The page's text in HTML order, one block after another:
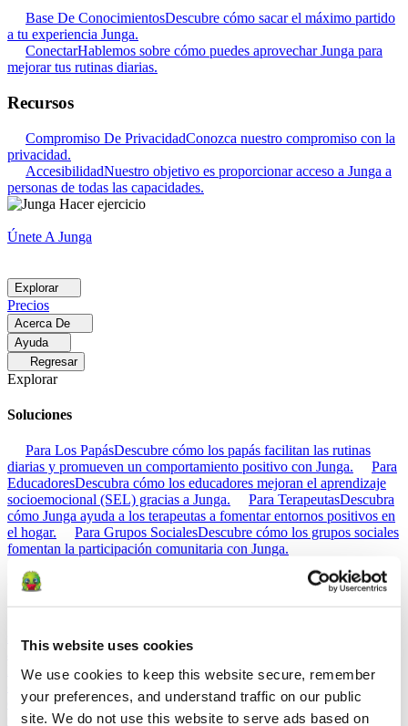
This website uses cookies
We use cookies to keep this website secure, remember
your preferences, and understand traffic on our public
site. We do not use this website to serve ads based on
Base De ConocimientosDescubre cómo sacar el máximo partido
a tu experiencia Junga.
ConectarHablemos sobre cómo puedes aprovechar Junga para
mejorar tus rutinas diarias.
Recursos
Compromiso De PrivacidadConozca nuestro compromiso con la
privacidad.
AccesibilidadNuestro objetivo es proporcionar acceso a Junga a
personas de todas las capacidades.
Únete A Junga
Explorar
Precios
Acerca De
Ayuda
Regresar
Explorar
Soluciones
Para Los PapásDescubre cómo los papás facilitan las rutinas
diarias y promueven un comportamiento positivo con Junga.
Para
EducadoresDescubra cómo los educadores mejoran el aprendizaje
socioemocional (SEL) gracias a Junga.
Para TerapeutasDescubra
cómo Junga ayuda a los terapeutas a fomentar entornos positivos en
el hogar.
Para Grupos SocialesDescubre cómo los grupos sociales
fomentan la participación comunitaria con Junga.
Comparar
supervisada con herramientas educativas para enseñar a los niños a
administrar su presupuesto, ahorrar e invertir.
EarlyAcorns Early ayuda a los padres a enseñar a sus hijos sobre
educación financiera mediante una tarjeta de débito segura, tareas
domésticas y carteras de inversión.
Junga contra
ClassDojoClassDojo ayuda a los maestros, los estudiantes y las